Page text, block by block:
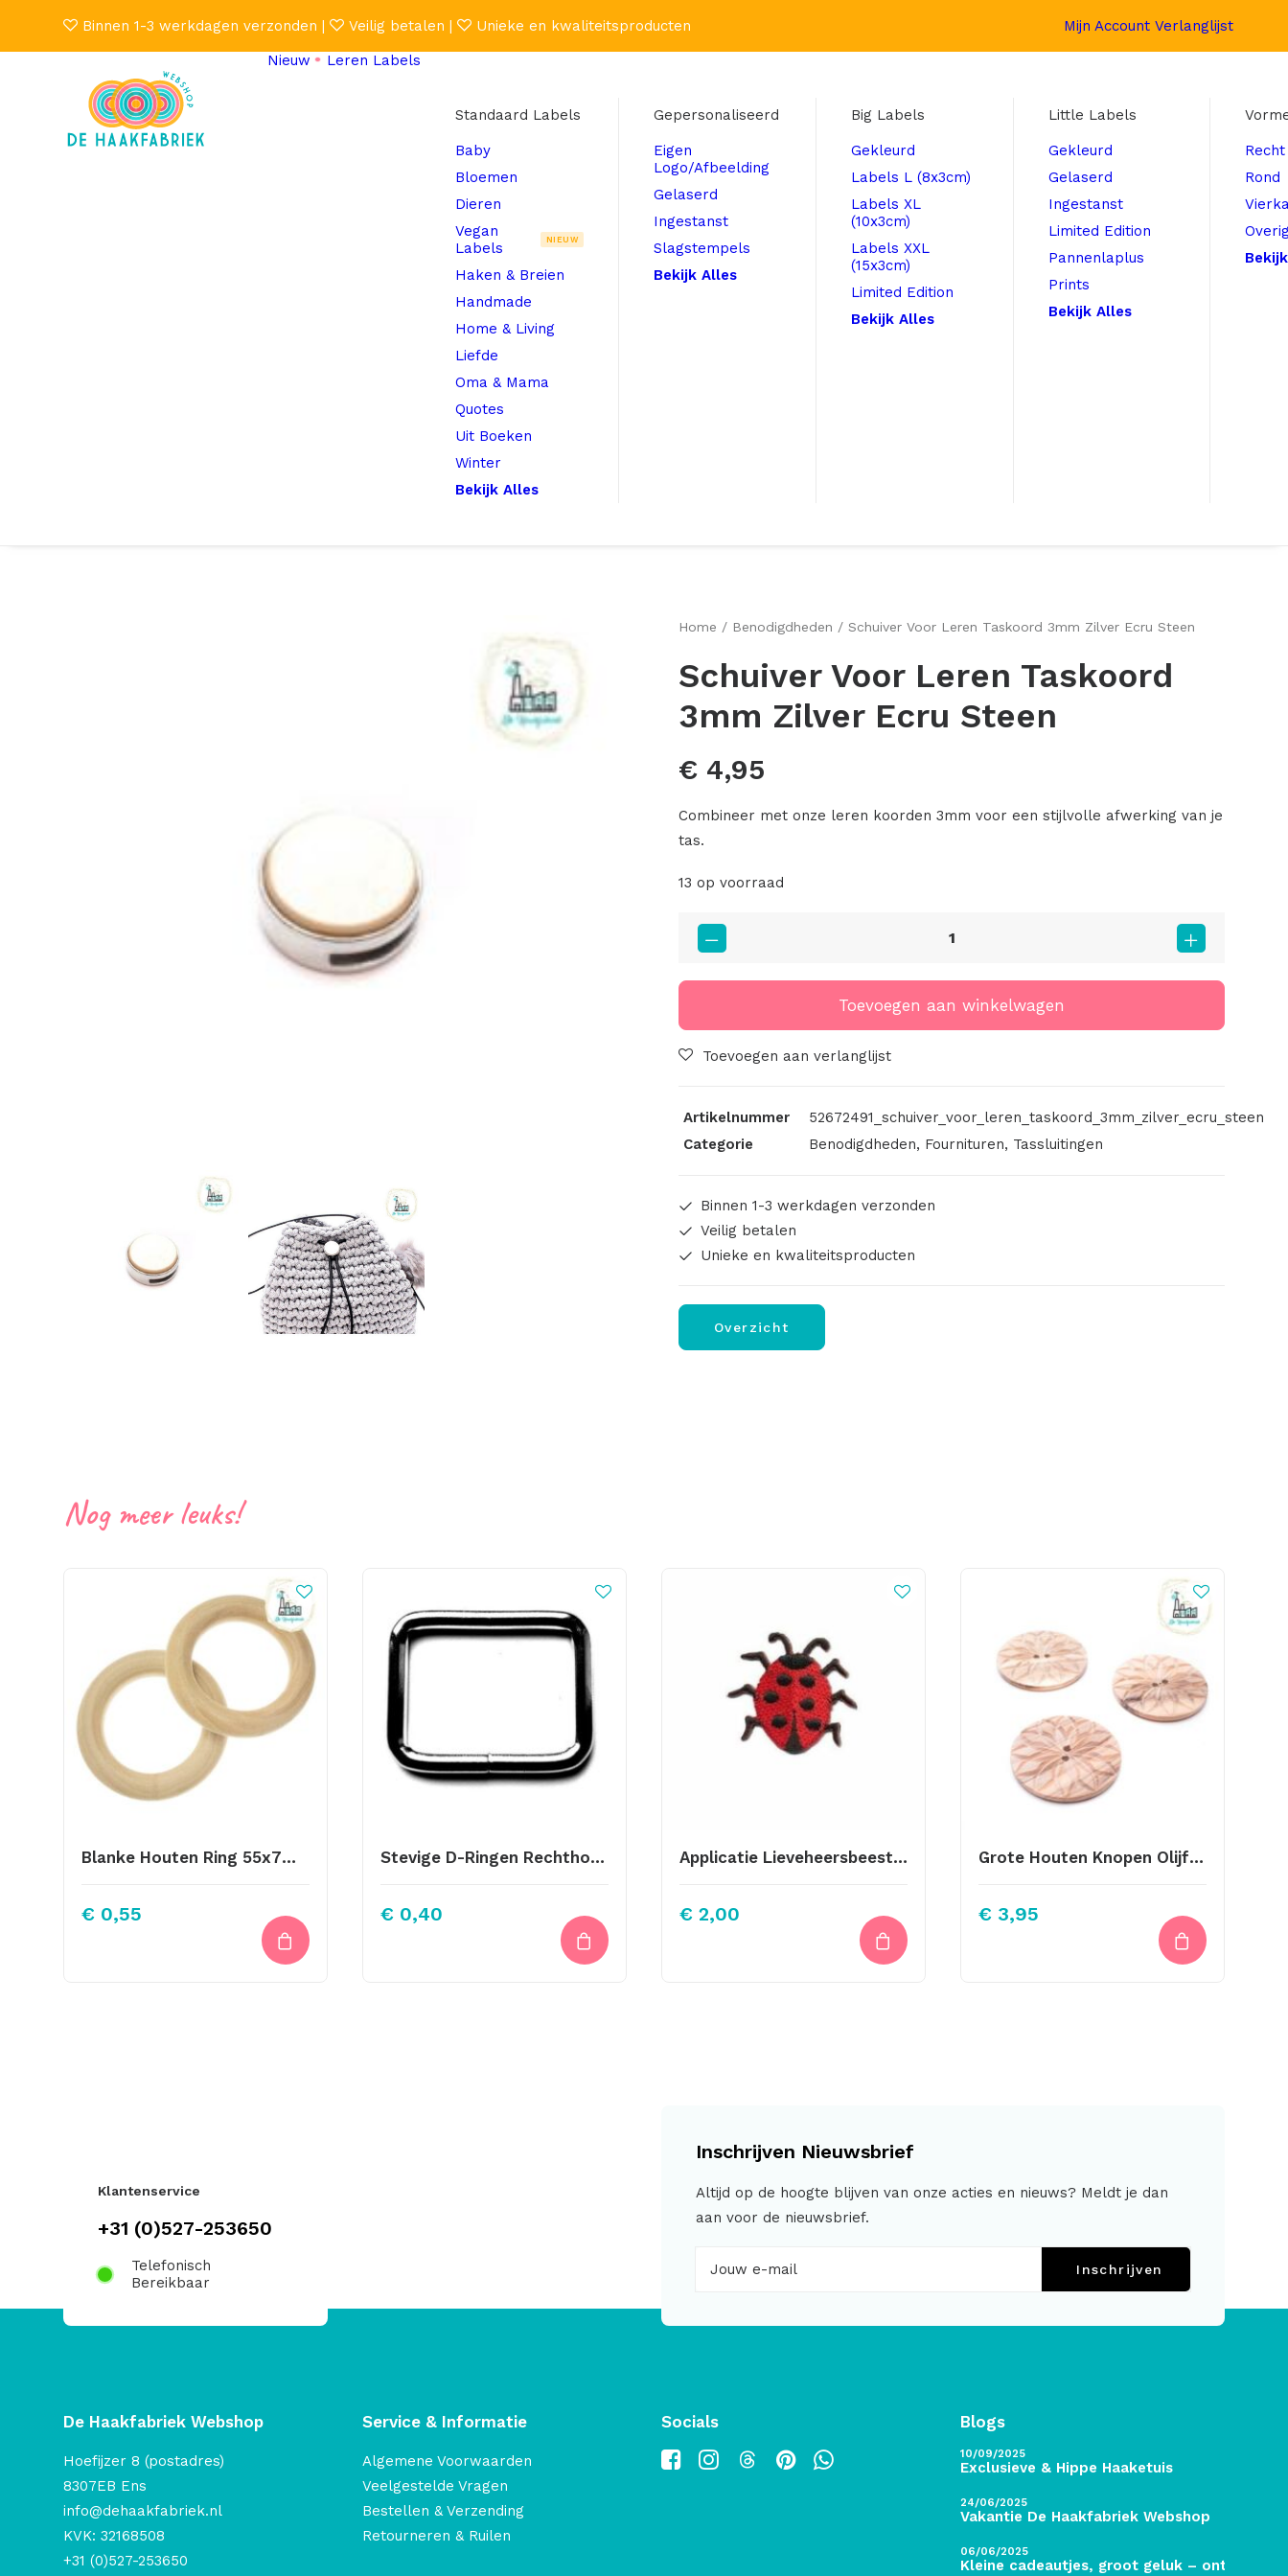
Binnen 1-3 werkdagen verzonden | Veilig betalen | Unieke en kwaliteitsproducten Mijn Account Verlanglijst
Nieuw
Leren Labels
Standaard Labels
Baby
Bloemen
Dieren
Vegan
Labels
NIEUW
Haken & Breien
Handmade
Home & Living
Liefde
Oma & Mama
Quotes
Uit Boeken
Winter
Bekijk Alles
Gepersonaliseerd
Eigen
Logo/Afbeelding
Gelaserd
Ingestanst
Slagstempels
Bekijk Alles
Big Labels
Gekleurd
Labels L (8x3cm)
Labels XL
(10x3cm)
Labels XXL
(15x3cm)
Limited Edition
Bekijk Alles
Little Labels
Gekleurd
Gelaserd
Ingestanst
Limited Edition
Pannenlaplus
Prints
Bekijk Alles
Recht
Rond
Home Benodigdheden Schuiver Voor Leren Taskoord 3mm Zilver Ecru Steen
Schuiver Voor Leren Taskoord
3mm Zilver Ecru Steen
€ 4,95
Combineer met onze leren koorden 3mm voor een stijlvolle afwerking van je
tas.
13 op voorraad
Schuiver
Voor
3mm
Zilver
aantal
Toevoegen aan winkelwagen
Toevoegen aan verlanglijst
Artikelnummer
52672491_schuiver_voor_leren_taskoord_3mm_zilver_ecru_steen
Categorie
Benodigdheden, Fournituren, Tassluitingen
Binnen 1-3 werkdagen verzonden
Veilig betalen
Unieke en kwaliteitsproducten
Overzicht
Nog meer leuks!
Blanke Houten Ring 55x7mm
€ 0,55
Stevige D-Ringen Rechthoek Voor Tashengsels 16mm
€ 0,40
Applicatie Lieveheersbeestje Rood Ca. 3,5×3,5cm
€ 2,00
Grote Houten Knopen Olijf Hout 44mm
€ 3,95
Klantenservice
+31 (0)527-253650
Telefonisch
Bereikbaar
Inschrijven Nieuwsbrief
Altijd op de hoogte blijven van onze acties en nieuws? Meldt je dan
aan voor de nieuwsbrief.
Inschrijven
De Haakfabriek Webshop
Hoefijzer 8 (postadres)
8307EB Ens
info@dehaakfabriek.nl
KVK: 32168508
+31 (0)527-253650
Service & Informatie
Algemene Voorwaarden
Veelgestelde Vragen
Bestellen & Verzending
Retourneren & Ruilen
Socials Blogs
10/09/2025
Exclusieve & Hippe Haaketuis
24/06/2025
Vakantie De Haakfabriek Webshop
06/06/2025
Kleine cadeautjes, groot geluk – ontdek de